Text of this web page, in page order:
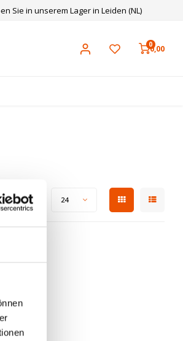
Sie in unserem Lager in Leiden (NL)
00,00
Anzeigen: 24